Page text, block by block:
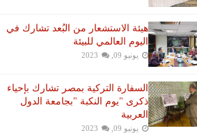
هيئة الاستشعار من البُعد تشارك في
اليوم العالمي للبيئة
يونيو 09, 2023
السفارة التركية بمصر تشارك بإحياء
ذكرى "يوم النكبة "بجامعة الدول
العربية
يونيو 09, 2023